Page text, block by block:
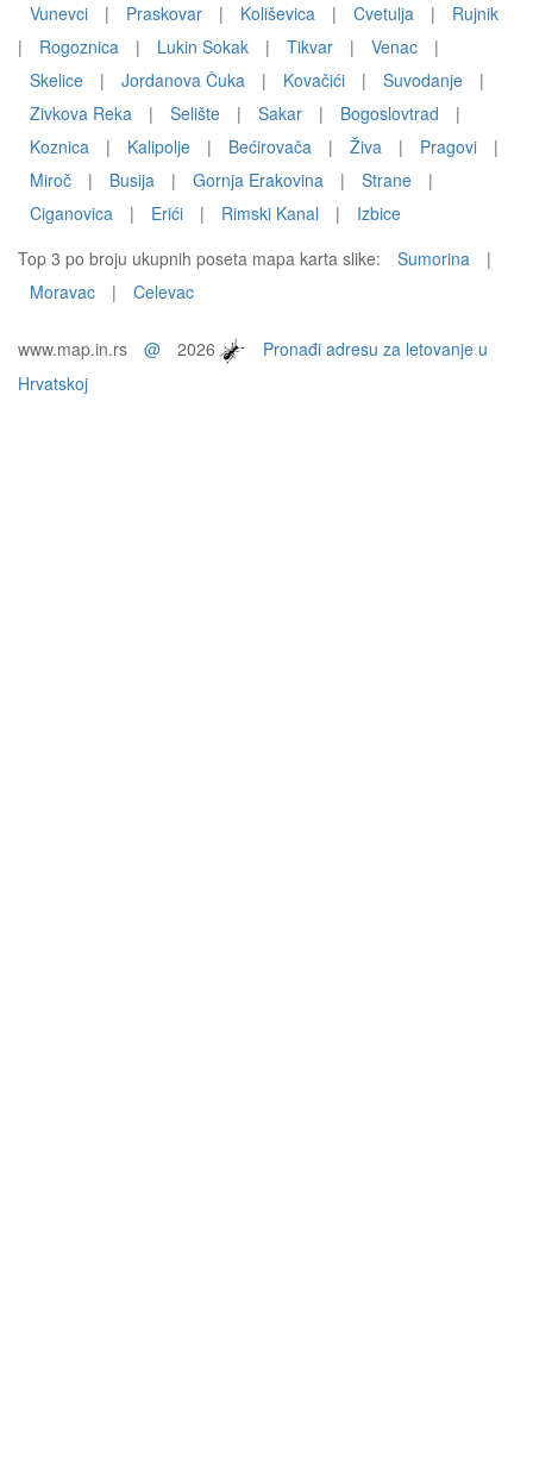
Vunevci | Praskovar | Koliševica | Cvetulja |
Rujnik
|
Rogoznica | Lukin Sokak | Tikvar | Venac
|
Skelice
| Jordanova Čuka | Kovačići | Suvodanje
|
Zivkova Reka
| Selište | Sakar | Bogoslovtrad
|
Koznica
| Kalipolje | Bećirovača | Živa | Pragovi
|
Miroč
| Busija | Gornja Erakovina | Strane
|
Ciganovica
| Erići | Rimski Kanal |
Izbice
Top 3 po broju ukupnih poseta mapa karta slike:
Sumorina
|
Moravac
| Celevac
www.map.in.rs @ 2026
Pronađi adresu za letovanje u
Hrvatskoj